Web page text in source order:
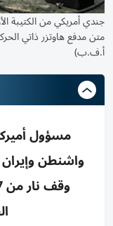
متن مدفع هاوتزر ذاتي
أ.ف.ب)
مسؤول
واشنطن